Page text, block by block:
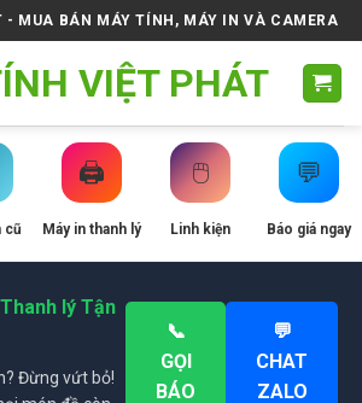
- MUA BÁN MÁY TÍNH, MÁY IN VÀ CAMERA
cũ
🖨️
Máy in thanh lý
🖱️
Linh kiện
💬
Báo giá ngay
lý Tận
Đừng vứt bỏ!
📞
GỌI
BÁO
💬
CHAT
ZALO